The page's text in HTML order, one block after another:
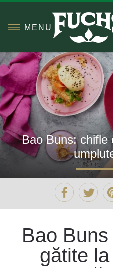
MENU
Bao Buns: chifle
Bao
gătite